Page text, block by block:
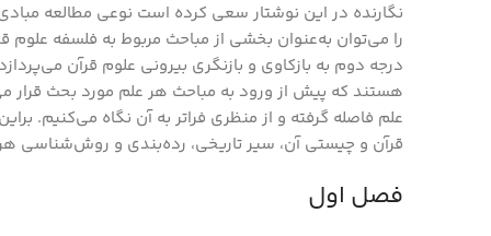
نگارنده در این نوشتار سعی کرده است نوعی مطالعه
را می‌توان به‌عنوان بخشی از مباحث مربوط به فلسفه علوم
درجه دوم به بازکاوی و بازنگری بیرونی علوم قرآن
هستند که پیش از ورود به مباحث هر علم مورد بحث قرار
علم فاصله گرفته و از منظری فراتر به آن نگاه می‌کنیم.
قرآن و چیستی آن، سیر تاریخی، رده‌بندی و روش‌شناسی
فصل اول